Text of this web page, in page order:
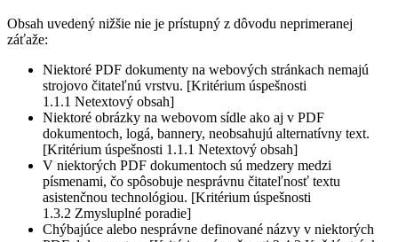
Obsah uvedený nižšie nie je prístupný z dôvodu neprimeranej
záťaže:
Niektoré PDF dokumenty na webových stránkach nemajú
strojovo čitateľnú vrstvu. [Kritérium úspešnosti
1.1.1 Netextový obsah]
Niektoré obrázky na webovom sídle ako aj v PDF
dokumentoch, logá, bannery, neobsahujú alternatívny text.
[Kritérium úspešnosti 1.1.1 Netextový obsah]
V niektorých PDF dokumentoch sú medzery medzi
písmenami, čo spôsobuje nesprávnu čitateľnosť textu
asistenčnou technológiou. [Kritérium úspešnosti
1.3.2 Zmysluplné poradie]
Chýbajúce alebo nesprávne definované názvy v niektorých